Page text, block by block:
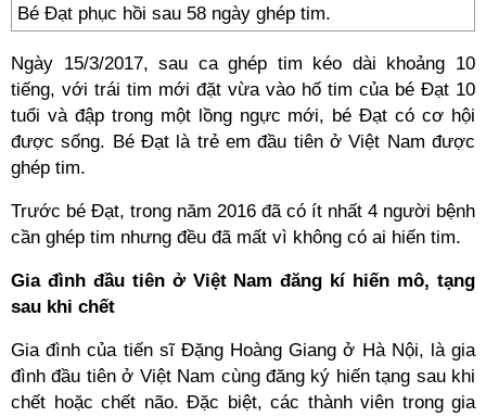
Bé Đạt phục hồi sau 58 ngày ghép tim.
Ngày 15/3/2017, sau ca ghép tim kéo dài khoảng 10
tiếng, với trái tim mới đặt vừa vào hố tim của bé Đạt 10
tuổi và đập trong một lồng ngực mới, bé Đạt có cơ hội
được sống. Bé Đạt là trẻ em đầu tiên ở Việt Nam được
ghép tim.
Trước bé Đạt, trong năm 2016 đã có ít nhất 4 người bệnh
cần ghép tim nhưng đều đã mất vì không có ai hiến tim.
Gia đình đầu tiên ở Việt Nam đăng kí hiến mô, tạng
sau khi chết
Gia đình của tiến sĩ Đặng Hoàng Giang ở Hà Nội, là gia
đình đầu tiên ở Việt Nam cùng đăng ký hiến tạng sau khi
chết hoặc chết não. Đặc biệt, các thành viên trong gia